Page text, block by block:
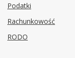
Podatki
Rachunkowość
RODO